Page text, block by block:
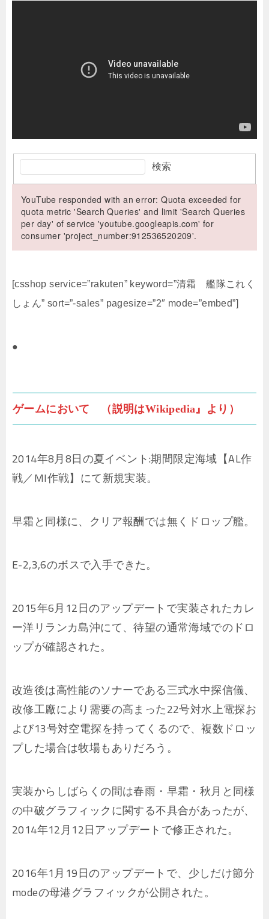
検索
YouTube responded with an error: Quota exceeded for
quota metric 'Search Queries' and limit 'Search Queries
per day' of service 'youtube.googleapis.com' for
consumer 'project_number:912536520209'.
[csshop service=”rakuten” keyword=”清霜 艦隊これく
しょん” sort=”-sales” pagesize=”2″ mode=”embed”]
●
ゲームにおいて （説明はWikipedia』より）
2014年8月8日の夏イベント:期間限定海域【AL作
戦／MI作戦】にて新規実装。
早霜と同様に、クリア報酬では無くドロップ艦。
E-2,3,6のボスで入手できた。
2015年6月12日のアップデートで実装されたカレ
ー洋リランカ島沖にて、待望の通常海域でのドロ
ップが確認された。
改造後は高性能のソナーである三式水中探信儀、
改修工廠により需要の高まった22号対水上電探お
よび13号対空電探を持ってくるので、複数ドロッ
プした場合は牧場もありだろう。
実装からしばらくの間は春雨・早霜・秋月と同様
の中破グラフィックに関する不具合があったが、
2014年12月12日アップデートで修正された。
2016年1月19日のアップデートで、少しだけ節分
modeの母港グラフィックが公開された。